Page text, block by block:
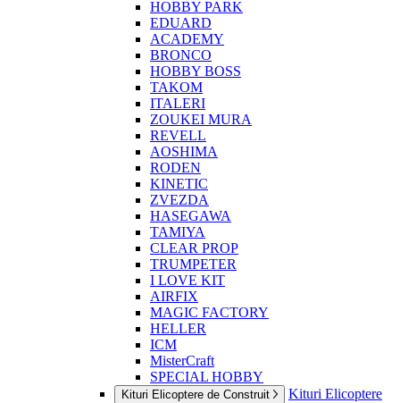
HOBBY PARK
EDUARD
ACADEMY
BRONCO
HOBBY BOSS
TAKOM
ITALERI
ZOUKEI MURA
REVELL
AOSHIMA
RODEN
KINETIC
ZVEZDA
HASEGAWA
TAMIYA
CLEAR PROP
TRUMPETER
I LOVE KIT
AIRFIX
MAGIC FACTORY
HELLER
ICM
MisterCraft
SPECIAL HOBBY
Kituri Elicoptere de Construit
Kituri Elicoptere